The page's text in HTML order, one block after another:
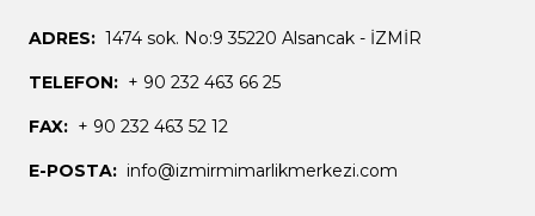
ADRES: 1474 sok. No:9 35220 Alsancak - İZMİR
TELEFON: + 90 232 463 66 25
FAX: + 90 232 463 52 12
E-POSTA: info@izmirmimarlikmerkezi.com